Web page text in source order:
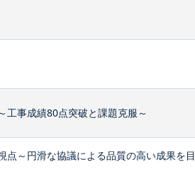
工事成績80点突破と課題克服～
～円滑な協議による品質の高い成果を目